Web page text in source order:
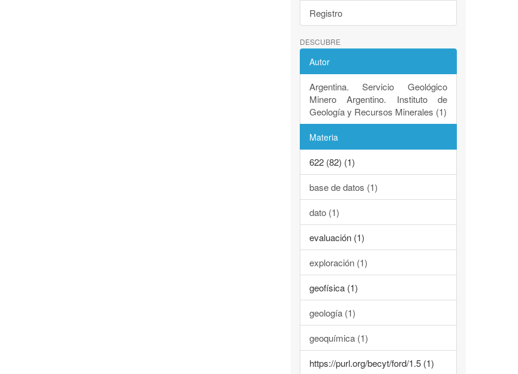
Registro
DESCUBRE
Autor
Argentina. Servicio Geológico
Minero Argentino. Instituto de
Geología y Recursos Minerales (1)
Materia
622 (82) (1)
base de datos (1)
dato (1)
evaluación (1)
exploración (1)
geofísica (1)
geología (1)
geoquímica (1)
https://purl.org/becyt/ford/1.5 (1)